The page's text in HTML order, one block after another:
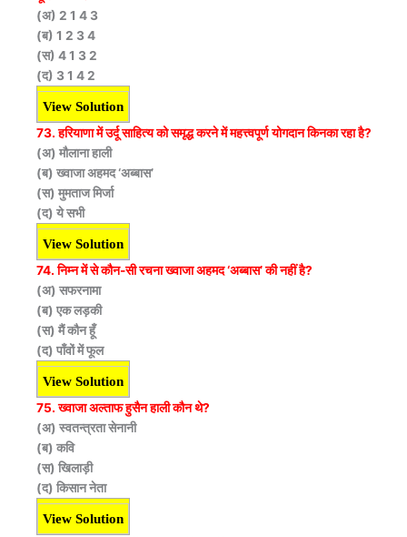
(अ) 2 1 4 3
(ब) 1 2 3 4
(स) 4 1 3 2
(द) 3 1 4 2
View Solution
73. हरियाणा में उर्दू साहित्य को समृद्ध करने में महत्त्वपूर्ण योगदान किनका रहा है?
(अ) मौलाना हाली
(ब) ख्वाजा अहमद ‘अब्बास’
(स) मुमताज मिर्जा
(द) ये सभी
View Solution
74. निम्न में से कौन-सी रचना ख्वाजा अहमद ‘अब्बास’ की नहीं है?
(अ) सफरनामा
(ब) एक लड़की
(स) मैं कौन हूँ
(द) पाँवों में फूल
View Solution
75. ख्वाजा अल्ताफ हुसैन हाली कौन थे?
(अ) स्वतन्त्रता सेनानी
(ब) कवि
(स) खिलाड़ी
(द) किसान नेता
View Solution